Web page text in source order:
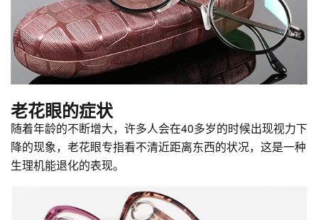
老花眼的症状
随着年龄的不断增大，许多人会在40多岁的时候出现视力下
降的现象，老花眼专指看不清近距离东西的状况，这是一种
生理机能退化的表现。